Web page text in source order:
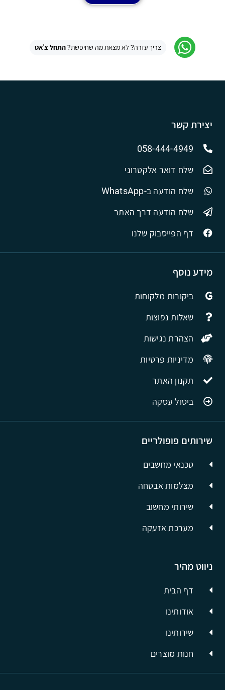
צריך עזרה? לא מצאת מה שחיפשת?התחל צ'אט
ניווט מהיר
דף הבית
אודותינו
שירותינו
חנות מוצרים
שירותים פופולריים
טכנאי מחשבים
מצלמות אבטחה
שירותי מחשוב
מערכת אזעקה
מידע נוסף
ביקורות מלקוחות
שאלות נפוצות
הצהרת נגישות
מדיניות פרטיות
תקנון האתר
ביטול עסקה
יצירת קשר
058-444-4949
שלח דואר אלקטרוני
שלח הודעה ב-WhatsApp
שלח הודעה דרך האתר
דף הפייסבוק שלנו